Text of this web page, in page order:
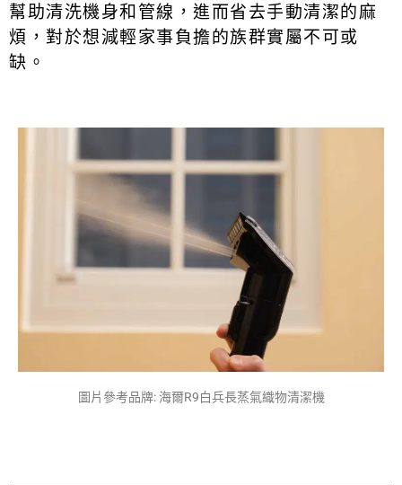
幫助清洗機身和管線，進而省去手動清潔的麻
煩，對於想減輕家事負擔的族群實屬不可或
缺。
圖片參考品牌: 海爾R9白兵長蒸氣織物清潔機